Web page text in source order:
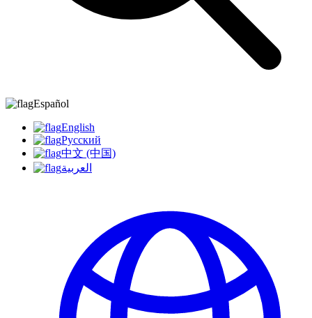
Español
English
Русский
中文 (中国)
العربية